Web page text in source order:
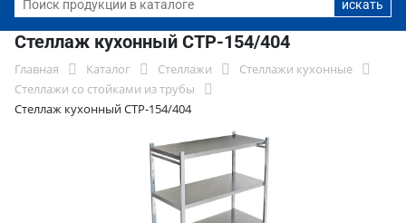
Стеллаж кухонный СТР-154/404
Главная Каталог Стеллажи
Стеллажи кухонные
Стеллажи со стойками из трубы
Стеллаж кухонный СТР-154/404